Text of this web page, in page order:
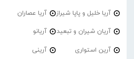
آریا خلیل و پاپا شیراز آریا عصاران
آریان شیران و تبعید آریانو
آرین استواری آرینی